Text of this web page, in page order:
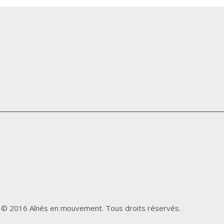
© 2016 Aînés en mouvement. Tous droits réservés.